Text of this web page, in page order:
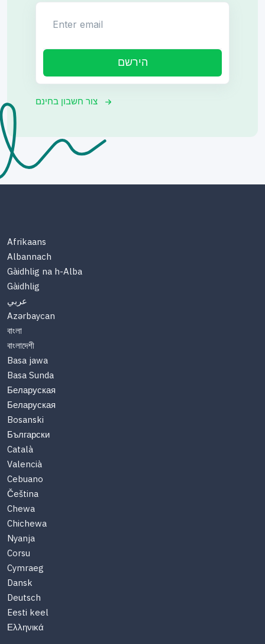
הירשם
צור חשבון בחינם
Afrikaans
Albannach
Gàidhlig na h-Alba
Gàidhlig
عربي
Azərbaycan
বাংলা
বাংলাদেশী
Basa jawa
Basa Sunda
Беларуская
Беларуская
Bosanski
Български
Català
Valencià
Cebuano
Čeština
Chewa
Chichewa
Nyanja
Corsu
Cymraeg
Dansk
Deutsch
Eesti keel
Ελληνικά